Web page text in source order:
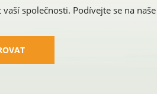
společnosti. Podívejte se na